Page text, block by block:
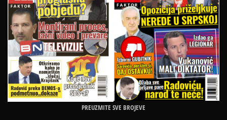
PREUZMITE SVE BROJEVE